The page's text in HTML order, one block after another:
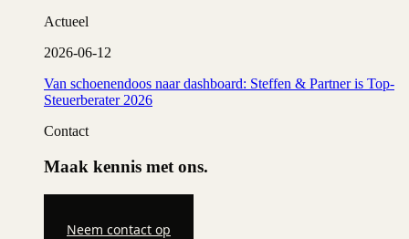
Actueel
2026-06-12
Van schoenendoos naar dashboard: Steffen & Partner is Top-
Steuerberater 2026
Contact
Maak kennis met ons.
Neem contact op